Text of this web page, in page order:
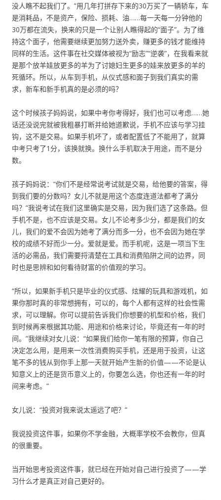
没人瞧不起我们了。”用几年打拼存下来的30万买了一辆轿车，车
是消耗品，不是资产，保险、损耗、油……每一天每一分钟他的
30万都在流失，换来的只是一个让别人瞧得起的“面子”。为了维
持这个面子，他需要继续更加努力送外卖，赚更多的钱才能维持
同样的生活。这件事在社交媒体被视为“励志”“逆袭”，在我看来就
是那个放羊娃放更多的羊为了讨媳妇生更多的娃来放更多的羊的
死循环。所以，从车到手机，从仪式感和面子到我们真实的需
求，新车和新手机真的是必须的吗？
这个时候孩子妈妈说，如果中考你考得好，我们也可以考虑……她
话还没说完就被我粗暴打断并给她道歉说，手机不应该与学习挂
钩，这不是交易。如果手机坏了，或者配置低了不能用了，就算
中考只考了1分，该换就换。换什么手机取决于用途，而不是分
数。
孩子妈妈说：“你们不是经常说考试就是交易，给他要的答案，得
到我们要的分数吗？女儿不就是用这个态度连道法都考了满分
吗？”我说考试在我们这里确实是交易，因为我们选了这条路。但
手机不是，也不应该是交易。女儿不论考多少分，都是我们的女
儿，我们的爱不会因为她考了满分而多一分，也不会因为她在学
校的成绩不好而少一分。爱就是爱。而手机呢，这是一项当下生
活的必需品，我们需要捋清楚在工具和消费陷阱之间的边界，同
时也是思辨和如何看待财富的价值观的学习。
“所以，如果新手机只是毕业的仪式感、炫耀的玩具和游戏机，如
果你那时真的非常想拥有，可以的，每个人都有这样的社会性需
求，可以理解。你可以提前告诉我们你想要的机型和价格，我们
到时候再来根据其功能、用途和价格来讨论，毕竟还有一年的时
间。”我继续对女儿说：“如果我们给你一笔有限的预算，你自己
决定怎么用，是用来一次性消费购买手机，还是用于投资，让这
笔不多的钱从到你手上那一天就开始产生新的价值——不论是认
知意义上的还是货币意义上的，你要怎么选，你也还有一年的时
间来考虑。”
女儿说：“投资对我来说太遥远了吧？”
我说投资这件事，如果你不学金融，大概率学校不会教你，但真
的很重要。
当开始思考投资这件事，就已经在开始对自己进行投资了——学
习什么才是真正对自己更好的。